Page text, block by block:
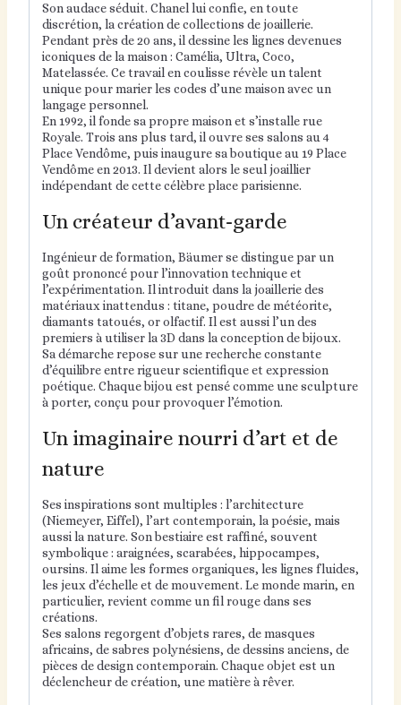
Son audace séduit. Chanel lui confie, en toute
discrétion, la création de collections de joaillerie.
Pendant près de 20 ans, il dessine les lignes devenues
iconiques de la maison : Camélia, Ultra, Coco,
Matelassée. Ce travail en coulisse révèle un talent
unique pour marier les codes d’une maison avec un
langage personnel.
En 1992, il fonde sa propre maison et s’installe rue
Royale. Trois ans plus tard, il ouvre ses salons au 4
Place Vendôme, puis inaugure sa boutique au 19 Place
Vendôme en 2013. Il devient alors le seul joaillier
indépendant de cette célèbre place parisienne.
Un créateur d’avant-garde
Ingénieur de formation, Bäumer se distingue par un
goût prononcé pour l’innovation technique et
l’expérimentation. Il introduit dans la joaillerie des
matériaux inattendus : titane, poudre de météorite,
diamants tatoués, or olfactif. Il est aussi l’un des
premiers à utiliser la 3D dans la conception de bijoux.
Sa démarche repose sur une recherche constante
d’équilibre entre rigueur scientifique et expression
poétique. Chaque bijou est pensé comme une sculpture
à porter, conçu pour provoquer l’émotion.
Un imaginaire nourri d’art et de
nature
Ses inspirations sont multiples : l’architecture
(Niemeyer, Eiffel), l’art contemporain, la poésie, mais
aussi la nature. Son bestiaire est raffiné, souvent
symbolique : araignées, scarabées, hippocampes,
oursins. Il aime les formes organiques, les lignes fluides,
les jeux d’échelle et de mouvement. Le monde marin, en
particulier, revient comme un fil rouge dans ses
créations.
Ses salons regorgent d’objets rares, de masques
africains, de sabres polynésiens, de dessins anciens, de
pièces de design contemporain. Chaque objet est un
déclencheur de création, une matière à rêver.